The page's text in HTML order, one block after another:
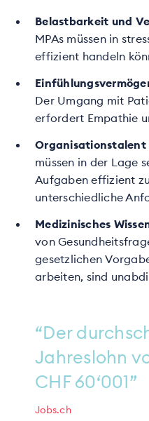
Belastbarkeit und
MPAs müssen in
effizient handeln
Der Umgang mit
erfordert Empathie
müssen in der Lage
Aufgaben effizient
unterschiedliche
Medizinisches
von
gesetzlichen
arbeiten, sind
“Der
Jahreslohn
CHF 60‘001”
Jobs.ch